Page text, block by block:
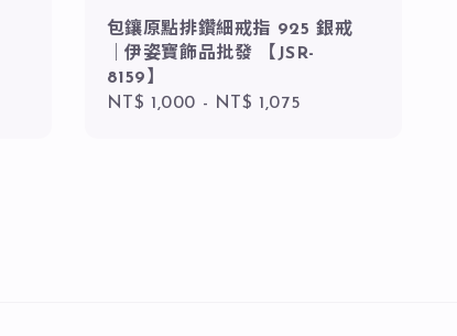
包鑲原點排鑽細戒指 925 銀戒
｜伊姿寶飾品批發 【JSR-
8159】
Regular
NT$ 1,000 - NT$ 1,075